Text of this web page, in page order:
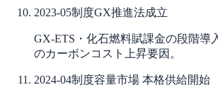
2023-05制度GX推進法成立
GX-ETS・化石燃料賦課金の段階導
のカーボンコスト上昇要因。
2024-04制度容量市場 本格供給開始